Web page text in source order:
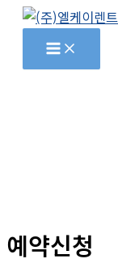
예약신청